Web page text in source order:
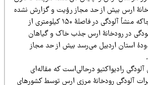
ارس بیش از حد مجاز رؤیت و گزارش نشده
است». به گفتۀ او ازآنجاکه منشأ آلودگی در فاصلۀ ۱۵۰ کیلومتری از
در رودخانۀ ارس جذب خاک و گیاهان
اردبیل می‌رسد بیش از حد مجاز
رادیواکتیو درحالی‌است که مقاله‌ای
رودخانۀ مرزی ارس توسط کشورهای